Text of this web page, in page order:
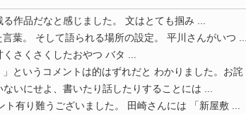
作品だなと感じました。 文はとても掴み ...
葉。 そして語られる場所の設定。 平川さんがいつ
さくさくしたおやつ バタ ...
というコメントは的はずれだと わかりました。お詫
いにせよ、書いたり話したりすることには ...
有り難うございました。 田崎さんには 「新屋敷 ...